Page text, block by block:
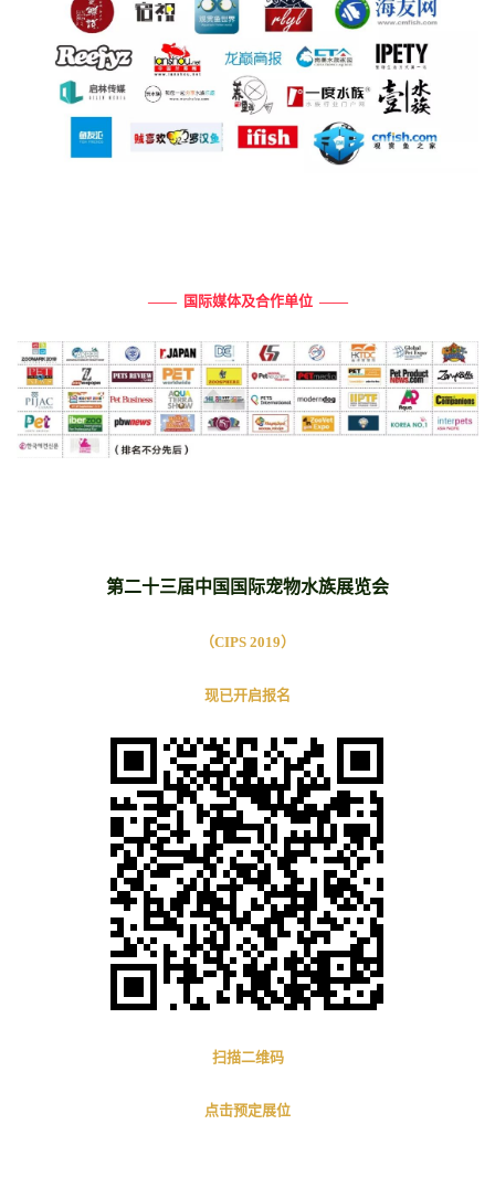
—— 国际媒体及合作单位 ——
第二十三届中国国际宠物水族展览会
（CIPS 2019）
现已开启报名
扫描二维码
点击预定展位